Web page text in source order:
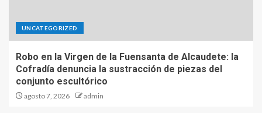
UNCATEGORIZED
Robo en la Virgen de la Fuensanta de Alcaudete: la
Cofradía denuncia la sustracción de piezas del
conjunto escultórico
agosto 7, 2026 admin